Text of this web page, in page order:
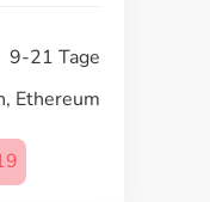
9-21 Tage
Ethereum